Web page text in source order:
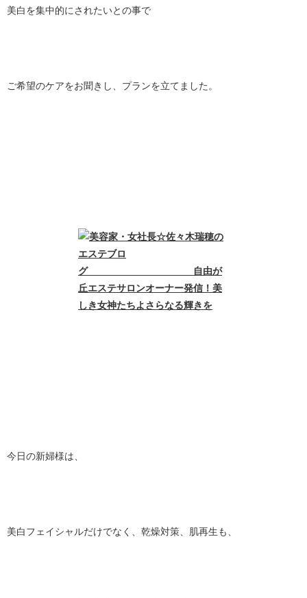
美白を集中的にされたいとの事で
ご希望のケアをお聞きし、 プランを立てました。
今日の新婦様は、
美白フェイシャルだけでなく、乾燥対策、肌再生も、